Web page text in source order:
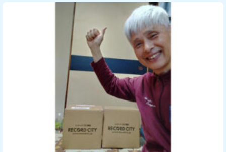
が、買い取っていただ […]